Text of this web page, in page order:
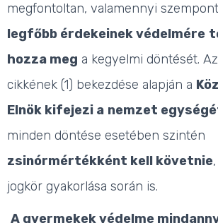
megfontoltan, valamennyi
legfőbb érdekeinek védelmére
hozza meg a kegyelmi döntését.
cikkének (1) bekezdése alapján a
Elnök kifejezi a nemzet
minden döntése esetében szintén
zsinórmértékként kell követnie
jogkör gyakorlása során is.
A gyermekek védelme